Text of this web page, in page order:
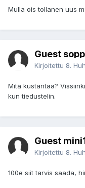
Mulla ois tollanen uus
Guest
Kirjoitettu 8.
Mitä kustantaa?
kun tiedustelin.
Guest
Kirjoitettu 8.
100e siit tarvis saada,